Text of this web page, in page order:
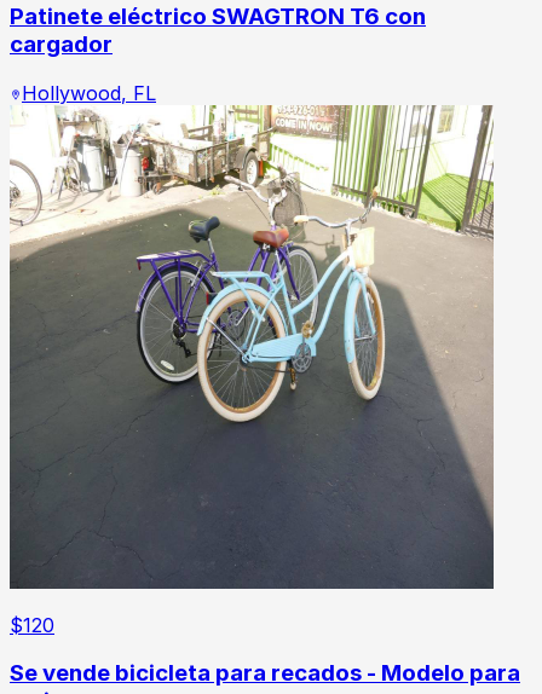
Patinete eléctrico SWAGTRON T6 con
cargador
Hollywood, FL
$120
Se vende bicicleta para recados - Modelo para